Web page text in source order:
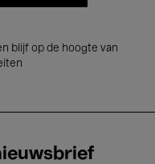
blijf op de hoogte van